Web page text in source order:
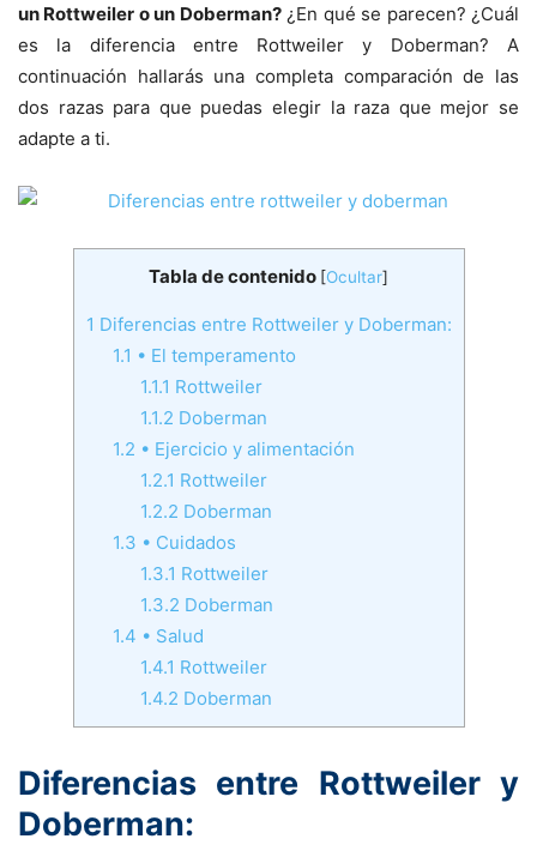
un Rottweiler o un Doberman?¿En qué se parecen? ¿Cuál
es la diferencia entre Rottweiler y Doberman? A
continuación hallarás una completa comparación de las
dos razas para que puedas elegir la raza que mejor se
adapte a ti.
Tabla de contenido [Ocultar]
1 Diferencias entre Rottweiler y Doberman:
1.1 • El temperamento
1.1.1 Rottweiler
1.1.2 Doberman
1.2 • Ejercicio y alimentación
1.2.1 Rottweiler
1.2.2 Doberman
1.3 • Cuidados
1.3.1 Rottweiler
1.3.2 Doberman
1.4 • Salud
1.4.1 Rottweiler
1.4.2 Doberman
Diferencias entre Rottweiler y
Doberman: